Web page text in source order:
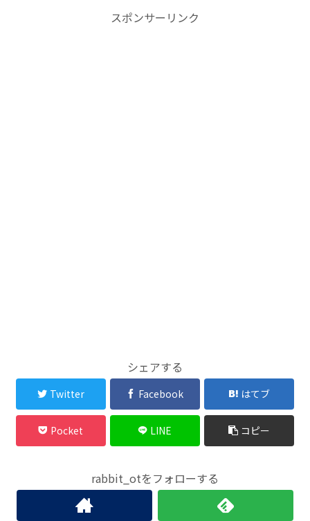
スポンサーリンク
シェアする
Twitter Facebook はてブ
Pocket LINE コピー
rabbit_otをフォローする